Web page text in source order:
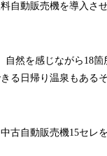
自動販売機を導入さ
自然を感じながら18箇
る日帰り温泉もあるそ
古自動販売機15セレ